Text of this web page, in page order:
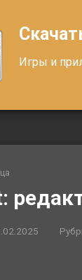
Игры и